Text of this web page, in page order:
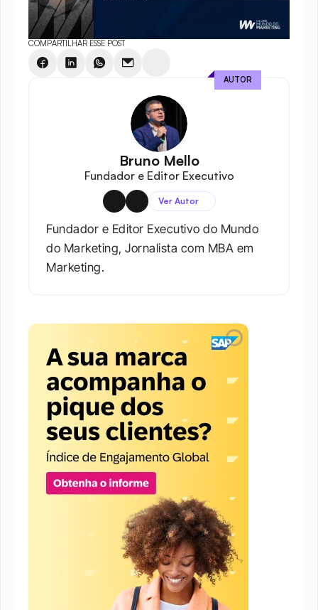
COMPARTILHAR ESSE POST
Bruno Mello
Fundador e Editor Executivo
Ver Autor
Fundador e Editor Executivo do Mundo
do Marketing, Jornalista com MBA em
Marketing.
AUTOR